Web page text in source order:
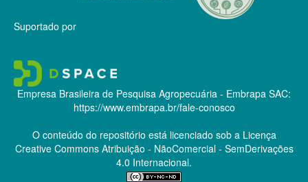
Suportado por
Empresa Brasileira de Pesquisa Agropecuária - Embrapa SAC:
https://www.embrapa.br/fale-conosco
O conteúdo do repositório está licenciado sob a Licença
Creative CommonsAtribuição - NãoComercial - SemDerivações
4.0 Internacional.